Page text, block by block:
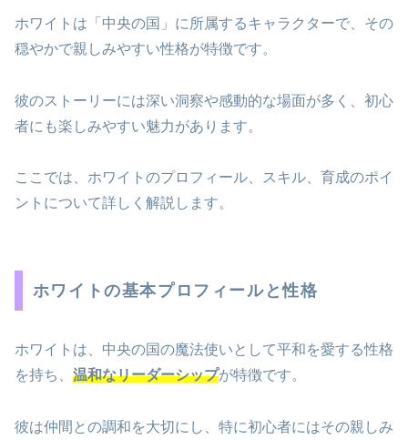
ホワイトは「中央の国」に所属するキャラクターで、その
穏やかで親しみやすい性格が特徴です。
彼のストーリーには深い洞察や感動的な場面が多く、初心
者にも楽しみやすい魅力があります。
ここでは、ホワイトのプロフィール、スキル、育成のポイ
ントについて詳しく解説します。
ホワイトの基本プロフィールと性格
ホワイトは、中央の国の魔法使いとして平和を愛する性格
を持ち、 温和なリーダーシップが特徴です。
彼は仲間との調和を大切にし、特に初心者にはその親しみ